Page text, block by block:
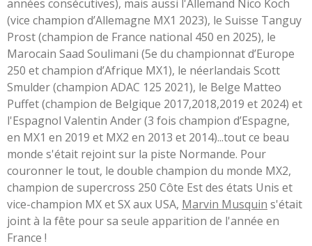
années consécutives), mais aussi l'Allemand Nico Koch
(vice champion d’Allemagne MX1 2023), le Suisse Tanguy
Prost (champion de France national 450 en 2025), le
Marocain Saad Soulimani (5e du championnat d’Europe
250 et champion d’Afrique MX1), le néerlandais Scott
Smulder (champion ADAC 125 2021), le Belge Matteo
Puffet (champion de Belgique 2017,2018,2019 et 2024) et
l'Espagnol Valentin Ander (3 fois champion d’Espagne,
en MX1 en 2019 et MX2 en 2013 et 2014)...tout ce beau
monde s'était rejoint sur la piste Normande. Pour
couronner le tout, le double champion du monde MX2,
champion de supercross 250 Côte Est des états Unis et
vice-champion MX et SX aux USA, Marvin Musquin s'était
joint à la fête pour sa seule apparition de l'année en
France !